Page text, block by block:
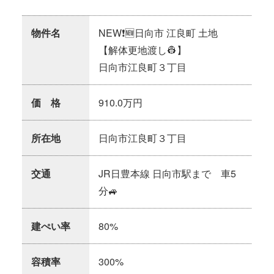
物件名
NEW❗🆕日向市 江良町 土地
【解体更地渡し👷】
日向市江良町３丁目
価 格 910.0万円
所在地 日向市江良町３丁目
交通
JR日豊本線 日向市駅まで 車5
分🚙
建ぺい率 80%
容積率 300%